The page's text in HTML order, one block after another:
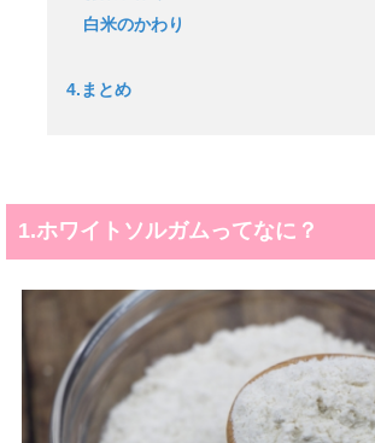
白米のかわり
4.まとめ
1.ホワイトソルガムってなに？